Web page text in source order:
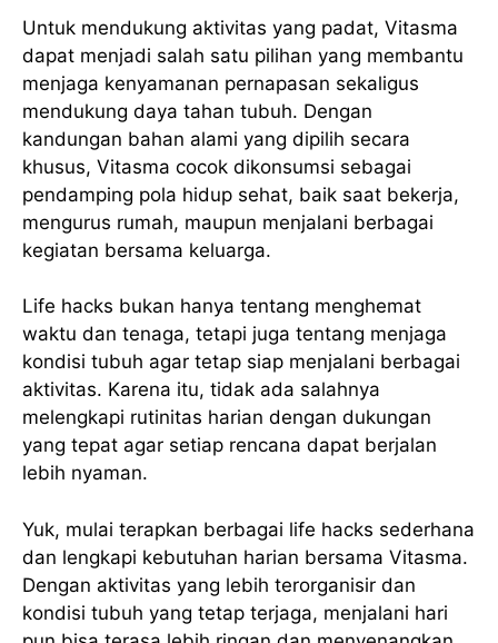
Untuk mendukung aktivitas yang padat, Vitasma
dapat menjadi salah satu pilihan yang membantu
menjaga kenyamanan pernapasan sekaligus
mendukung daya tahan tubuh. Dengan
kandungan bahan alami yang dipilih secara
khusus, Vitasma cocok dikonsumsi sebagai
pendamping pola hidup sehat, baik saat bekerja,
mengurus rumah, maupun menjalani berbagai
kegiatan bersama keluarga.
Life hacks bukan hanya tentang menghemat
waktu dan tenaga, tetapi juga tentang menjaga
kondisi tubuh agar tetap siap menjalani berbagai
aktivitas. Karena itu, tidak ada salahnya
melengkapi rutinitas harian dengan dukungan
yang tepat agar setiap rencana dapat berjalan
lebih nyaman.
Yuk, mulai terapkan berbagai life hacks sederhana
dan lengkapi kebutuhan harian bersama Vitasma.
Dengan aktivitas yang lebih terorganisir dan
kondisi tubuh yang tetap terjaga, menjalani hari